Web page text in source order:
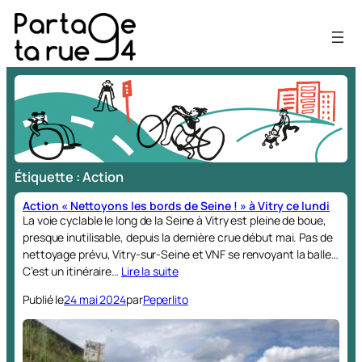
Aller
au
contenu
Étiquette :Action
Action « Nettoyons les bords de Seine ! » à Vitry ce lundi
La voie cyclable le long de la Seine à Vitry est pleine de boue,
presque inutilisable, depuis la dernière crue début mai. Pas de
nettoyage prévu, Vitry-sur-Seine et VNF se renvoyant la balle…
C’est un itinéraire… Lire la suite
Publié le24 mai 2024parPeperlito